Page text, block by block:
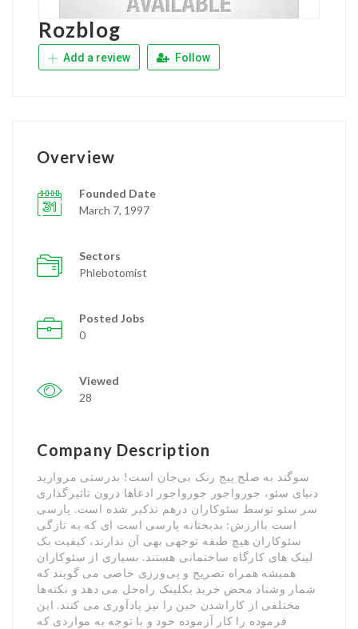
Rozblog
Add a review Follow
Overview
Founded Date
March 7, 1997
Sectors
Phlebotomist
Posted Jobs
0
Viewed
28
Company Description
سوگند به صلح پیج رنک بی‌جان است! بدرستی مروارید
دنیای سئو، جورواجور جورواجور ادعاها درون تاثیرگذاری
سر سئو توسط سئوکاران درهم تذکیر شده است. پارسی
است باارزش: بدبختانه پارسی است ای که به تازگی
سئوکاران هیچ طبقه توجهی بهی آن ندارند، کیفیت بک
لینک های کارگاه ساختمانی هستند. بسیاری از سئوکاران
همیشه همراه تصریح و پی‌ورزی خاصی می گویند که
شمار وشناد محض خرید بکلینک راه‌حل می دهد و نکته‌ها
مختلفی از کاراشدن حین را نیز یادآوری می کنند. این
فرموده را کار آزموده خود و با توجه به مواردی که